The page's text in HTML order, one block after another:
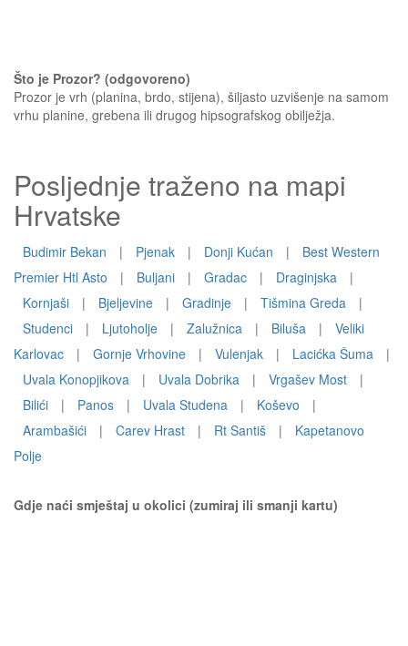
Što je Prozor? (odgovoreno)
Prozor je vrh (planina, brdo, stijena), šiljasto uzvišenje na samom
vrhu planine, grebena ili drugog hipsografskog obilježja.
Posljednje traženo na mapi
Hrvatske
Budimir Bekan | Pjenak | Donji Kućan |
Best Western
Premier Htl Asto
| Buljani | Gradac | Draginjska
|
Kornjaši
| Bjeljevine | Gradinje | Tišmina Greda
|
Studenci
| Ljutoholje | Zalužnica | Biluša |
Veliki
Karlovac
| Gornje Vrhovine | Vulenjak | Lacićka Šuma
|
Uvala Konopjikova
| Uvala Dobrika | Vrgašev Most
|
Bilići
| Panos | Uvala Studena | Koševo
|
Arambašići
| Carev Hrast | Rt Santiš |
Kapetanovo
Polje
Gdje naći smještaj u okolici (zumiraj ili smanji kartu)